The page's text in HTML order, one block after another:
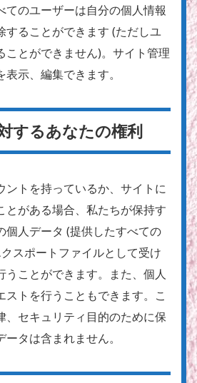
てのユーザーは自分の個人情報
することができます (ただしユ
ことができません)。サイト管理
示、編集できます。
するあなたの権利
ントを持っているか、サイトに
とがある場合、私たちが保持す
個人データ (提供したすべての
スポートファイルとして受け
うことができます。また、個人
ストを行うこともできます。こ
、セキュリティ目的のために保
タは含まれません。